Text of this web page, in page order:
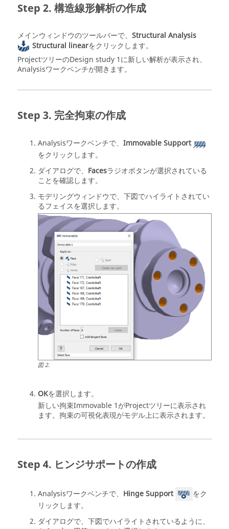
構造線形解析の作成
メインウィンドウのツールバーで、 Structural Analysis
Structural linearをクリックします。
ProjectツリーのDesign study 1に新しい解析が表示され、
Analysisワークベンチが開きます。
完全拘束の作成
Analysisワークベンチで、 Immovable Support
をクリックします。
ダイアログで、 Facesラジオボタンが選択されている
ことを確認します。
モデリングウィンドウで、下図でハイライトされてい
るフェイスを選択します。
図2.
OKを選択します。
新しい拘束Immovable 1がProjectツリーに表示され
ます。拘束の可視化表現がモデル上に表示されます。
ヒンジサポートの作成
Analysisワークベンチで、 Hinge Support
をク
リックします。
ダイアログで、下図でハイライトされているように、